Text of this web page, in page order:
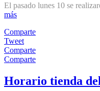
El pasado lunes 10 se
más
Comparte
Tweet
Comparte
Comparte
Horario tienda